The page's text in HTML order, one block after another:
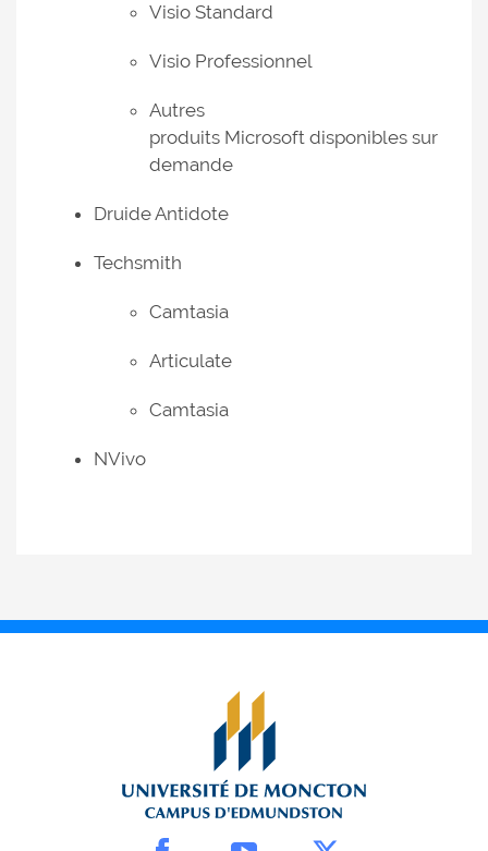
Visio Standard
Visio Professionnel
Autres
produits Microsoft disponibles sur
demande
Druide Antidote
Techsmith
Camtasia
Articulate
Camtasia
NVivo